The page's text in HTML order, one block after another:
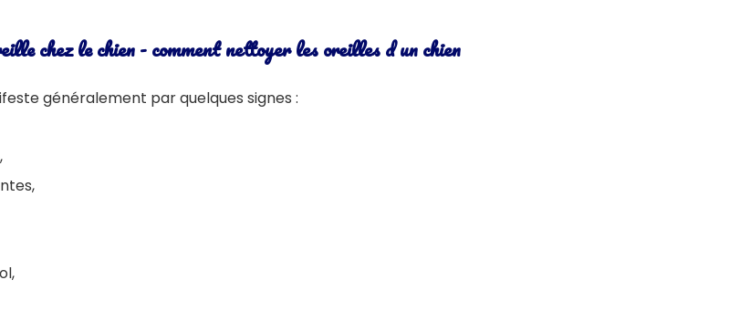
chez le chien - comment nettoyer les oreilles d un chien
généralement par quelques signes :